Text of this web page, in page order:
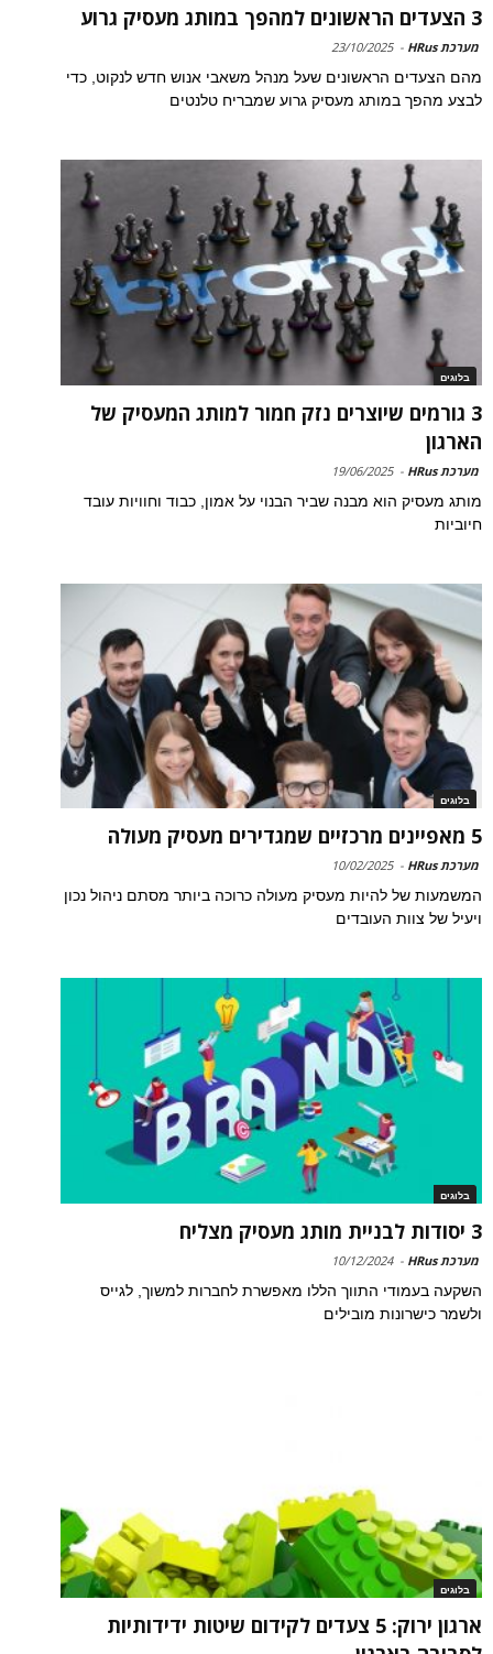
3 הצעדים הראשונים למהפך במותג מעסיק גרוע
מערכת HRus -
23/10/2025
מהם הצעדים הראשונים שעל מנהל משאבי אנוש חדש לנקוט, כדי
לבצע מהפך במותג מעסיק גרוע שמבריח טלנטים
בלוגים
3 גורמים שיוצרים נזק חמור למותג המעסיק של
הארגון
מערכת HRus -
19/06/2025
מותג מעסיק הוא מבנה שביר הבנוי על אמון, כבוד וחוויות עובד
חיוביות
בלוגים
5 מאפיינים מרכזיים שמגדירים מעסיק מעולה
מערכת HRus -
10/02/2025
המשמעות של להיות מעסיק מעולה כרוכה ביותר מסתם ניהול נכון
ויעיל של צוות העובדים
בלוגים
3 יסודות לבניית מותג מעסיק מצליח
מערכת HRus -
10/12/2024
השקעה בעמודי התווך הללו מאפשרת לחברות למשוך, לגייס
ולשמר כישרונות מובילים
בלוגים
ארגון ירוק: 5 צעדים לקידום שיטות ידידותיות